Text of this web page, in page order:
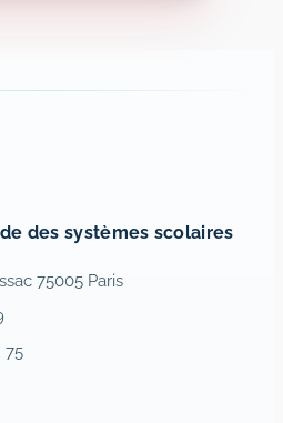
des systèmes scolaires
75005 Paris
75